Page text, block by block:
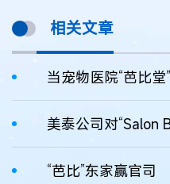
相关文章
“芭比”东家赢官司